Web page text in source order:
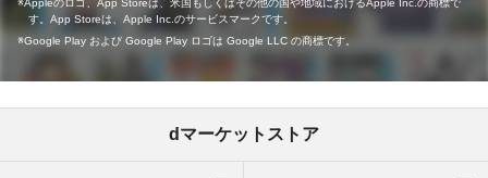
Appleのロゴ、App Storeは、米国もしくはその他の国や地域におけるApple Inc.の商標で
す。App Storeは、Apple Inc.のサービスマークです。
Google Play および Google Play ロゴは Google LLC の商標です。
dマーケットストア